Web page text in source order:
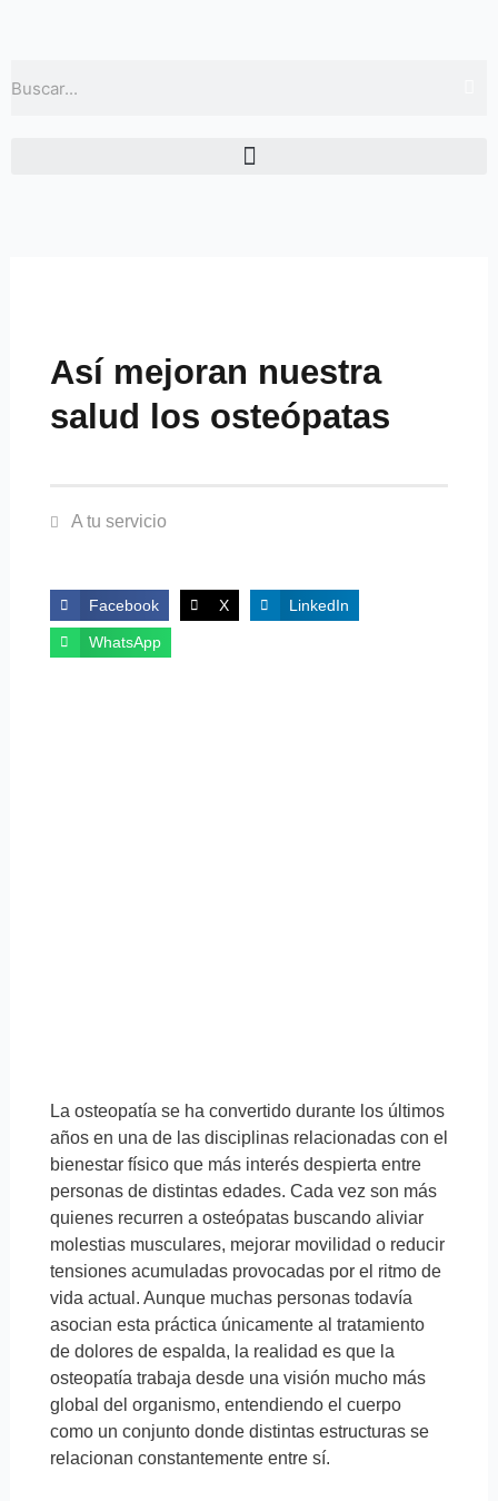
Así mejoran nuestra
salud los osteópatas
A tu servicio
Facebook X LinkedIn
WhatsApp
La osteopatía se ha convertido durante los últimos
años en una de las disciplinas relacionadas con el
bienestar físico que más interés despierta entre
personas de distintas edades. Cada vez son más
quienes recurren a osteópatas buscando aliviar
molestias musculares, mejorar movilidad o reducir
tensiones acumuladas provocadas por el ritmo de
vida actual. Aunque muchas personas todavía
asocian esta práctica únicamente al tratamiento
de dolores de espalda, la realidad es que la
osteopatía trabaja desde una visión mucho más
global del organismo, entendiendo el cuerpo
como un conjunto donde distintas estructuras se
relacionan constantemente entre sí.